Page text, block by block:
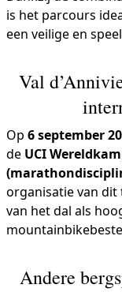
is het parcours
een veilige en
Val
Op 6 september
de UCI
organisatie van
van het dal als
Andere